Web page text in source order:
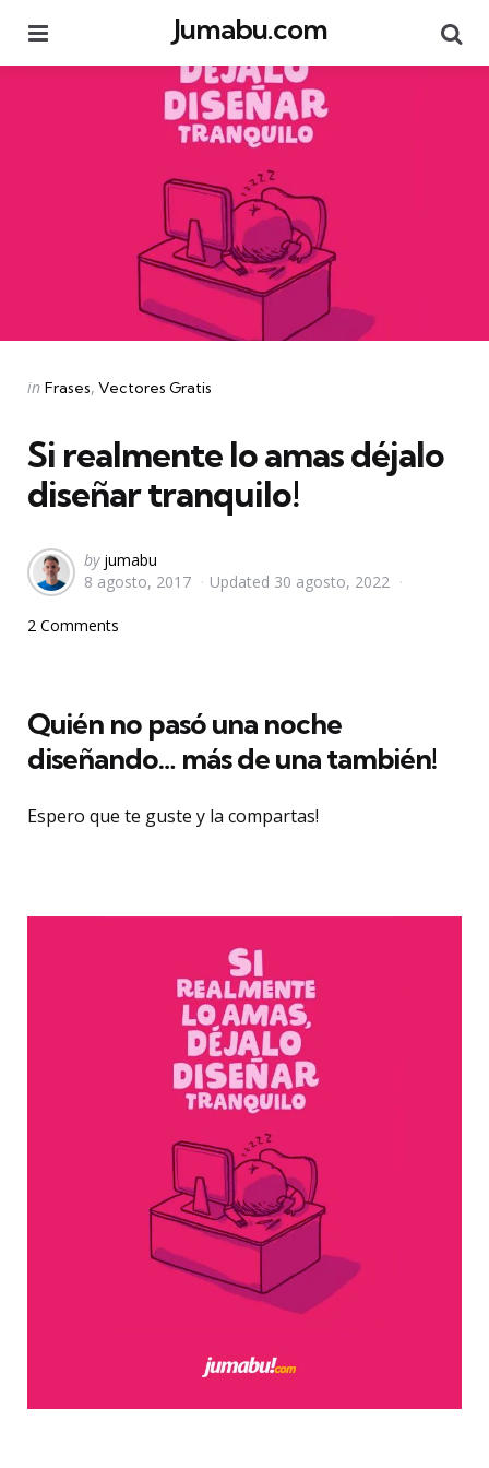
Jumabu.com
Categories
Posted
in Frases Vectores Gratis
Si realmente lo amas déjalo
diseñar tranquilo!
Posted
by
by jumabu
8 agosto, 2017
Updated 30 agosto, 2022
2 Comments
Quién no pasó una noche
diseñando… más de una también!
Espero que te guste y la compartas!